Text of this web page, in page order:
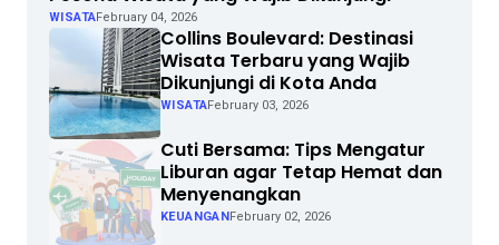
WISATAFebruary 04, 2026
Collins Boulevard: Destinasi
Wisata Terbaru yang Wajib
Dikunjungi di Kota Anda
WISATAFebruary 03, 2026
Cuti Bersama: Tips Mengatur
Liburan agar Tetap Hemat dan
Menyenangkan
KEUANGANFebruary 02, 2026